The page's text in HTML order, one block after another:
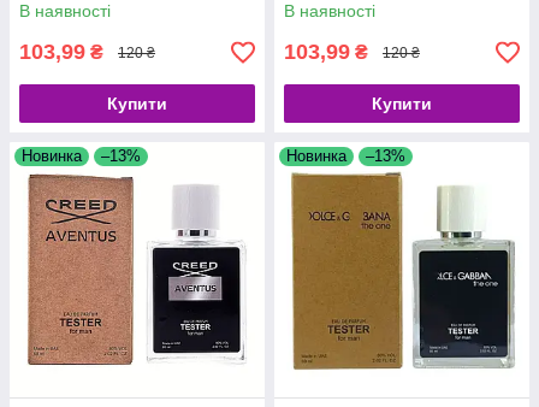
В наявності
103,99 ₴ 120 ₴
Купити
В наявності
103,99 ₴ 120 ₴
Купити
Новинка –13% Новинка –13%